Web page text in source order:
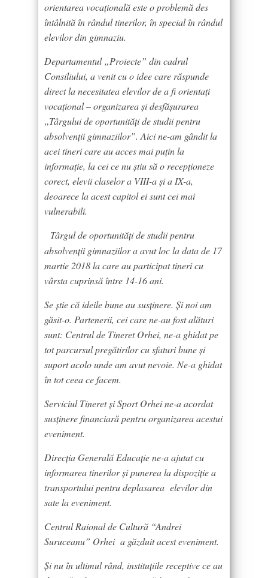
orientarea vocațională este o problemă des
întâlnită în rândul tinerilor, în special în rândul
elevilor din gimnaziu.
Departamentul „Proiecte” din cadrul
Consiliului, a venit cu o idee care răspunde
direct la necesitatea elevilor de a fi orientați
vocațional – organizarea și desfășurarea
„Târgului de oportunități de studii pentru
absolvenții gimnaziilor”. Aici ne-am gândit la
acei tineri care au acces mai puțin la
informație, la cei ce nu știu să o recepționeze
corect, elevii claselor a VIII-a și a IX-a,
deoarece la acest capitol ei sunt cei mai
vulnerabili.
Târgul de oportunități de studii pentru
absolvenții gimnaziilor a avut loc la data de 17
martie 2018 la care au participat tineri cu
vârsta cuprinsă între 14-16 ani.
Se știe că ideile bune au susținere. Și noi am
găsit-o. Partenerii, cei care ne-au fost alături
sunt: Centrul de Tineret Orhei, ne-a ghidat pe
tot parcursul pregătirilor cu sfaturi bune și
suport acolo unde am avut nevoie. Ne-a ghidat
în tot ceea ce facem.
Serviciul Tineret și Sport Orhei ne-a acordat
susținere financiară pentru organizarea acestui
eveniment.
Direcția Generală Educație ne-a ajutat cu
informarea tinerilor și punerea la dispoziție a
transportului pentru deplasarea elevilor din
sate la eveniment.
Centrul Raional de Cultură “Andrei
Suruceanu” Orhei a găzduit acest eveniment.
Și nu în ultimul rând, instituțiile receptive ce au